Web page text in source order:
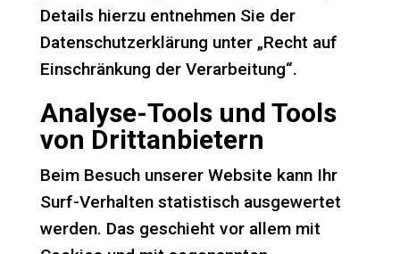
Details hierzu entnehmen Sie der
Datenschutzerklärung unter „Recht auf
Einschränkung der Verarbeitung“.
Analyse-Tools und Tools
von Drittanbietern
Beim Besuch unserer Website kann Ihr
Surf-Verhalten statistisch ausgewertet
werden. Das geschieht vor allem mit